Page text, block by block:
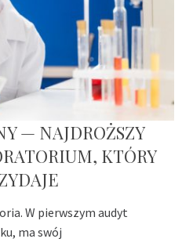
— NAJDROŻSZY
KTÓRY
W pierwszym audyt
ma swój